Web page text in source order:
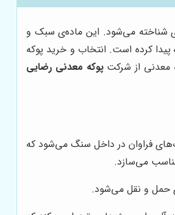
شناخته می‌شود. این ماده‌ی سبک و
کرده است. انتخاب و خرید پوکه
معدنی از شرکتپوکه معدنی رضایی
فراوان در داخل سنگ می‌شود که
می‌سازد.
حمل و نقل می‌شود.